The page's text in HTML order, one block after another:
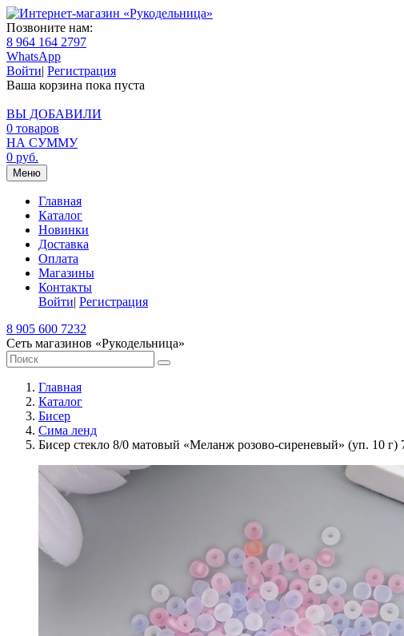
Позвоните нам:
8 964 164 2797
WhatsApp
Войти| Регистрация
Ваша корзина пока пуста
ВЫ ДОБАВИЛИ
0 товаров
НА СУММУ
0 руб.
Меню
Главная
Каталог
Новинки
Доставка
Оплата
Магазины
Контакты
Войти| Регистрация
8 905 600 7232
Сеть магазинов «Рукодельница»
Главная
Каталог
Бисер
Сима ленд
Бисер стекло 8/0 матовый «Меланж розово-сиреневый» (уп. 10 г)